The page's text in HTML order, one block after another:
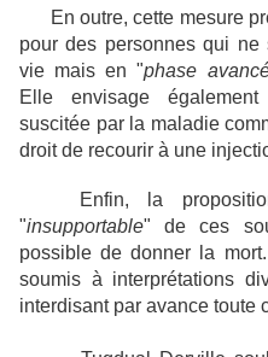
En outre, cette mesure
pour des personnes qui
vie mais en "phase
Elle envisage
suscitée par la maladie
droit de recourir à une
Enfin, la
"insupportable" de ces
possible de donner la
soumis à interprétations
interdisant par avance toute